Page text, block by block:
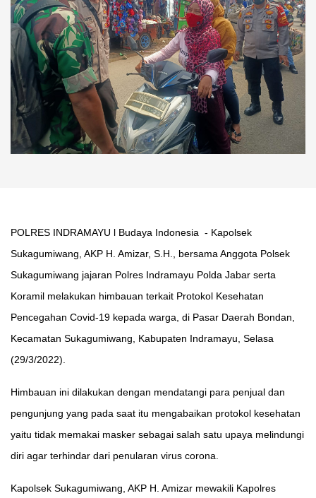
POLRES INDRAMAYU l Budaya Indonesia - Kapolsek
Sukagumiwang, AKP H. Amizar, S.H., bersama Anggota Polsek
Sukagumiwang jajaran Polres Indramayu Polda Jabar serta
Koramil melakukan himbauan terkait Protokol Kesehatan
Pencegahan Covid-19 kepada warga, di Pasar Daerah Bondan,
Kecamatan Sukagumiwang, Kabupaten Indramayu, Selasa
(29/3/2022).
Himbauan ini dilakukan dengan mendatangi para penjual dan
pengunjung yang pada saat itu mengabaikan protokol kesehatan
yaitu tidak memakai masker sebagai salah satu upaya melindungi
diri agar terhindar dari penularan virus corona.
Kapolsek Sukagumiwang, AKP H. Amizar mewakili Kapolres